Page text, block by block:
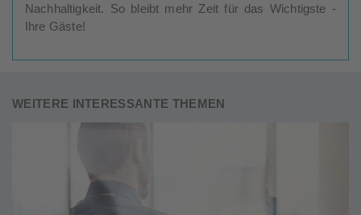
Nachhaltigkeit. So bleibt mehr Zeit für das Wichtigste -
Ihre Gäste!
WEITERE INTERESSANTE THEMEN